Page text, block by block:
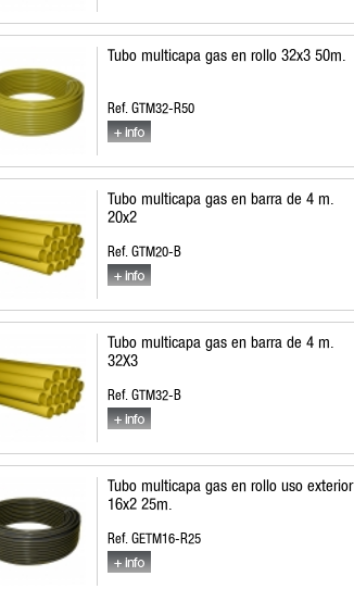
Tubo multicapa gas en rollo 32x3 50m.
Ref. GTM32-R50
Tubo multicapa gas en barra de 4 m.
20x2
Ref. GTM20-B
Tubo multicapa gas en barra de 4 m.
32X3
Ref. GTM32-B
Tubo multicapa gas en rollo uso exterior
16x2 25m.
Ref. GETM16-R25